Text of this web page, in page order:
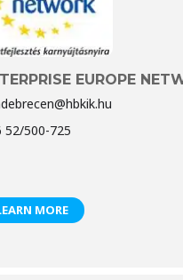
EUROPE
52/500-725
MORE